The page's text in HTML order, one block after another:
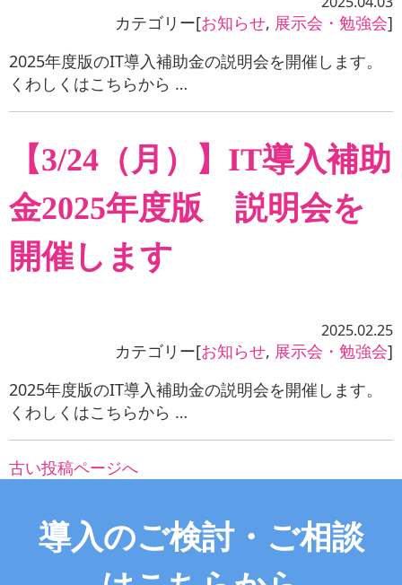
カテゴリー[お知らせ, 展示会・勉強会]
2025年度版のIT導入補助金の説明会を開催します。
くわしくはこちらから …
【3/24（月）】IT導入補助
金2025年度版 説明会を
開催します
2025.02.25
カテゴリー[お知らせ, 展示会・勉強会]
2025年度版のIT導入補助金の説明会を開催します。
くわしくはこちらから …
古い投稿ページへ
導入のご検討・ご相談